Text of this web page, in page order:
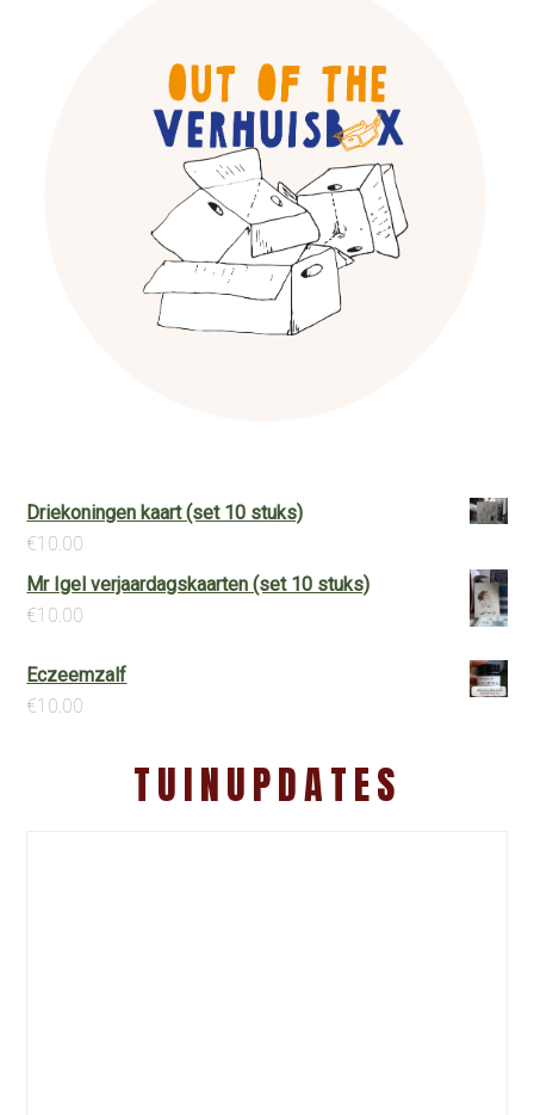
Driekoningen kaart (set 10 stuks)
€10.00
Mr Igel verjaardagskaarten (set 10 stuks)
€10.00
Eczeemzalf
€10.00
TUINUPDATES